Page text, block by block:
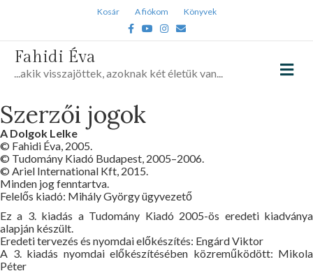
Kosár A fiókom
Könyvek
FacebookYoutubeInstagram
Email
Fahidi Éva
...akik visszajöttek, azoknak két életük van...
Szerzői jogok
A Dolgok Lelke
© Fahidi Éva, 2005.
© Tudomány Kiadó Budapest, 2005–2006.
© Ariel International Kft, 2015.
Minden jog fenntartva.
Felelős kiadó: Mihály György ügyvezető
Ez a 3. kiadás a Tudomány Kiadó 2005-ös eredeti kiadványa
alapján készült.
Eredeti tervezés és nyomdai előkészítés: Engárd Viktor
A 3. kiadás nyomdai előkészítésében közreműködött: Mikola
Péter